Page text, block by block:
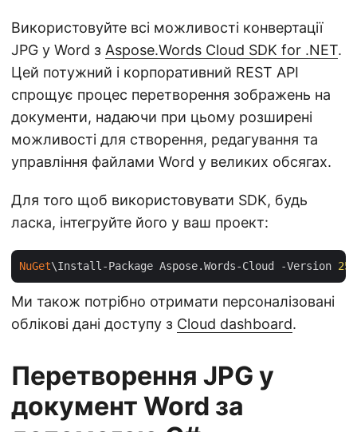
Використовуйте всі можливості конвертації
JPG у Word з Aspose.Words Cloud SDK for .NET.
Цей потужний і корпоративний REST API
спрощує процес перетворення зображень на
документи, надаючи при цьому розширені
можливості для створення, редагування та
управління файлами Word у великих обсягах.
Для того щоб використовувати SDK, будь
ласка, інтегруйте його у ваш проект:
NuGet\Install-Package Aspose.Words-Cloud -Version 25
Ми також потрібно отримати персоналізовані
облікові дані доступу з Cloud dashboard.
Перетворення JPG у
документ Word за